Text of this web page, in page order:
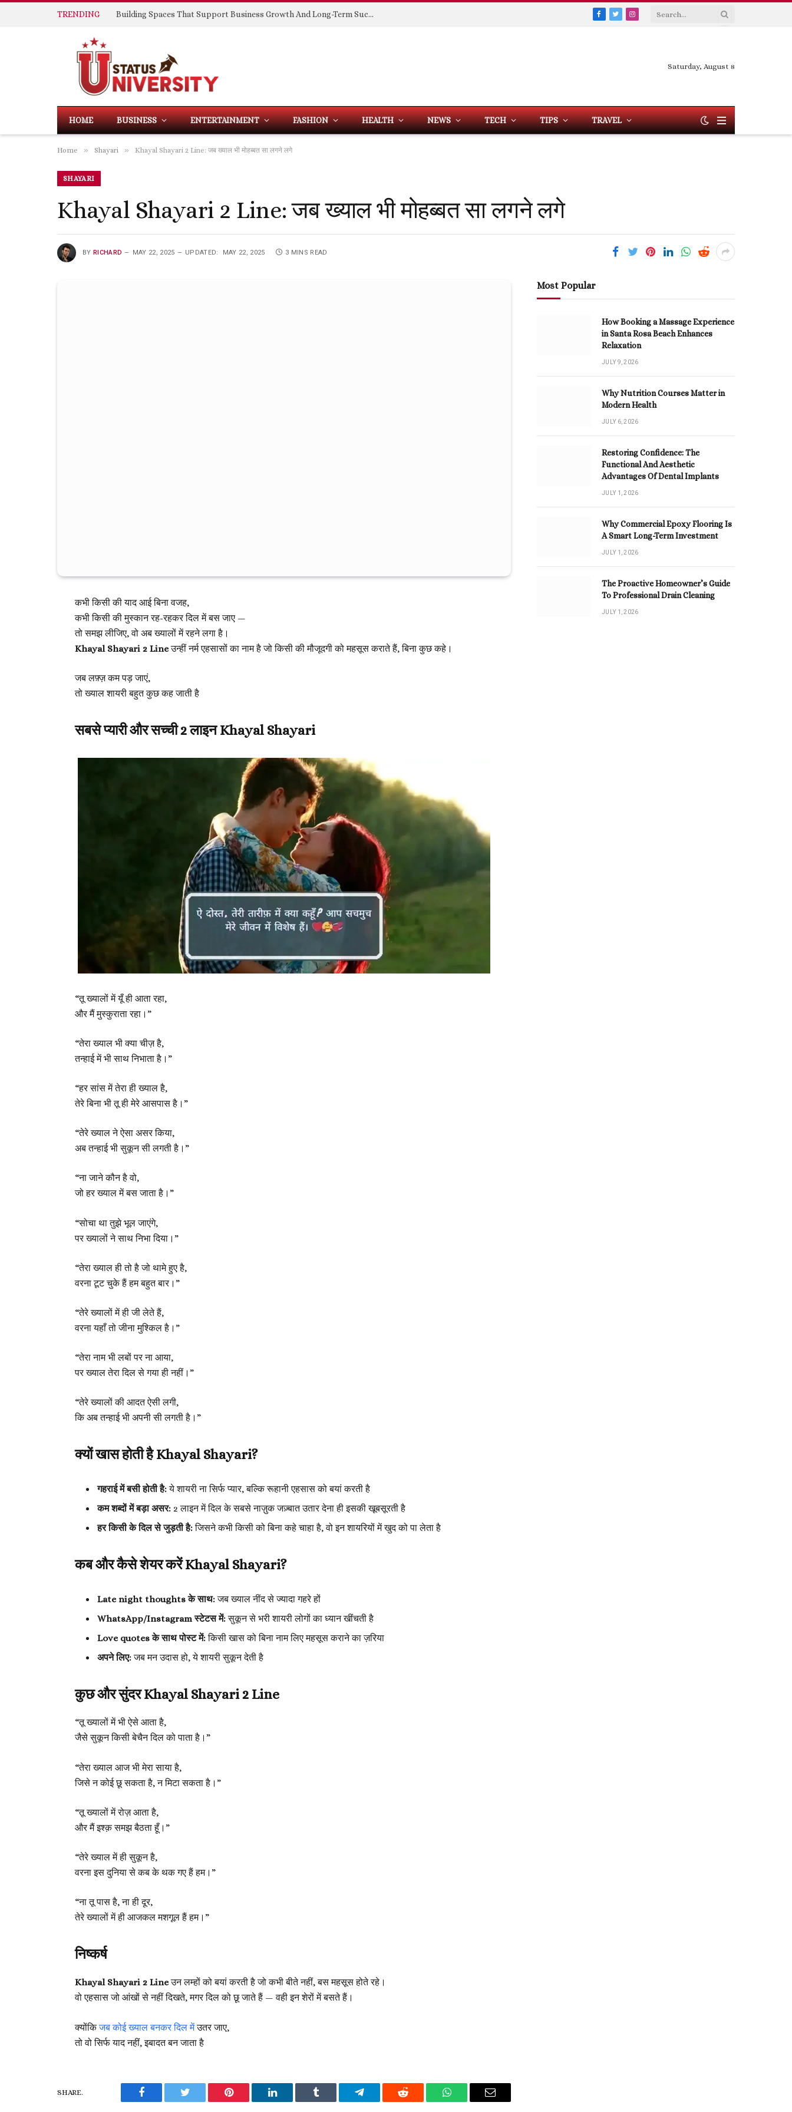
TRENDING Building Spaces That Support Business Growth And Long-Term Success
Facebook
TwitterInstagram
Saturday, August 8
HOME BUSINESS ENTERTAINMENT FASHION HEALTH NEWS TECH TIPS TRAVEL
Home » Shayari » Khayal Shayari 2 Line: जब ख्याल भी मोहब्बत सा लगने लगे
SHAYARI
Khayal Shayari 2 Line: जब ख्याल भी मोहब्बत सा लगने लगे
BY RICHARD MAY 22, 2025 UPDATED: MAY 22, 2025 3 MINS READ
कभी किसी की याद आई बिना वजह,
कभी किसी की मुस्कान रह-रहकर दिल में बस जाए —
तो समझ लीजिए, वो अब ख्यालों में रहने लगा है।
Khayal Shayari 2 Lineउन्हीं नर्म एहसासों का नाम है जो किसी की मौजूदगी को महसूस कराते हैं, बिना कुछ कहे।
जब लफ़्ज़ कम पड़ जाएं,
तो ख्याल शायरी बहुत कुछ कह जाती है
सबसे प्यारी और सच्ची 2 लाइन Khayal Shayari
“तू ख्यालों में यूँ ही आता रहा,
और मैं मुस्कुराता रहा।”
“तेरा ख्याल भी क्या चीज़ है,
तन्हाई में भी साथ निभाता है।”
“हर सांस में तेरा ही ख्याल है,
तेरे बिना भी तू ही मेरे आसपास है।”
“तेरे ख्याल ने ऐसा असर किया,
अब तन्हाई भी सुकून सी लगती है।”
“ना जाने कौन है वो,
जो हर ख्याल में बस जाता है।”
“सोचा था तुझे भूल जाएंगे,
पर ख्यालों ने साथ निभा दिया।”
“तेरा ख्याल ही तो है जो थामे हुए है,
वरना टूट चुके हैं हम बहुत बार।”
“तेरे ख्यालों में ही जी लेते हैं,
वरना यहाँ तो जीना मुश्किल है।”
“तेरा नाम भी लबों पर ना आया,
पर ख्याल तेरा दिल से गया ही नहीं।”
“तेरे ख्यालों की आदत ऐसी लगी,
कि अब तन्हाई भी अपनी सी लगती है।”
क्यों खास होती है Khayal Shayari?
गहराई में बसी होती है:ये शायरी ना सिर्फ प्यार, बल्कि रूहानी एहसास को बयां करती है
कम शब्दों में बड़ा असर: 2 लाइन में दिल के सबसे नाज़ुक जज़्बात उतार देना ही इसकी खूबसूरती है
हर किसी के दिल से जुड़ती है:जिसने कभी किसी को बिना कहे चाहा है, वो इन शायरियों में खुद को पा लेता है
कब और कैसे शेयर करें Khayal Shayari?
Late night thoughts के साथ:जब ख्याल नींद से ज्यादा गहरे हों
WhatsApp/Instagram स्टेटस में:सुकून से भरी शायरी लोगों का ध्यान खींचती है
Love quotes के साथ पोस्ट में:किसी खास को बिना नाम लिए महसूस कराने का ज़रिया
अपने लिए:जब मन उदास हो, ये शायरी सुकून देती है
कुछ और सुंदर Khayal Shayari 2 Line
“तू ख्यालों में भी ऐसे आता है,
जैसे सुकून किसी बेचैन दिल को पाता है।”
“तेरा ख्याल आज भी मेरा साया है,
जिसे न कोई छू सकता है, न मिटा सकता है।”
“तू ख्यालों में रोज़ आता है,
और मैं इश्क़ समझ बैठता हूँ।”
“तेरे ख्याल में ही सुकून है,
वरना इस दुनिया से कब के थक गए हैं हम।”
“ना तू पास है, ना ही दूर,
तेरे ख्यालों में ही आजकल मशगूल हैं हम।”
निष्कर्ष
Khayal Shayari 2 Lineउन लम्हों को बयां करती है जो कभी बीते नहीं, बस महसूस होते रहे।
वो एहसास जो आंखों से नहीं दिखते, मगर दिल को छू जाते हैं — वही इन शेरों में बसते हैं।
क्योंकिजब कोई ख्याल बनकर दिल मेंउतर जाए,
तो वो सिर्फ याद नहीं, इबादत बन जाता है
SHARE.
Facebook Twitter Pinterest LinkedIn Tumblr Telegram Reddit WhatsAppEmail
Most Popular
How Booking a Massage Experience
in Santa Rosa Beach Enhances
Relaxation
JULY 9, 2026
Why Nutrition Courses Matter in
Modern Health
JULY 6, 2026
Restoring Confidence: The
Functional And Aesthetic
Advantages Of Dental Implants
JULY 1, 2026
Why Commercial Epoxy Flooring Is
A Smart Long-Term Investment
JULY 1, 2026
The Proactive Homeowner’s Guide
To Professional Drain Cleaning
JULY 1, 2026